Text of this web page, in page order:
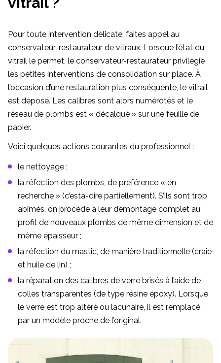
Pour toute intervention délicate, faites appel au
conservateur-restaurateur de vitraux. Lorsque l’état du
vitrail le permet, le conservateur-restaurateur privilégie
les petites interventions de consolidation sur place. À
l’occasion d’une restauration plus conséquente, le vitrail
est déposé. Les calibres sont alors numérotés et le
réseau de plombs est « décalqué » sur une feuille de
papier.
Voici quelques actions courantes du professionnel :
le nettoyage ;
la réfection des plombs, de préférence « en
recherche » (c’està-dire partiellement). S’ils sont trop
abîmés, on procède à leur démontage complet au
profit de nouveaux plombs de même dimension et de
même épaisseur ;
la réfection du mastic, de manière traditionnelle (craie
et huile de lin) ;
la réparation des calibres de verre brisés à l’aide de
colles transparentes (de type résine époxy). Lorsque
le verre est trop altéré ou lacunaire, il est remplacé
par un modèle proche de l’original.